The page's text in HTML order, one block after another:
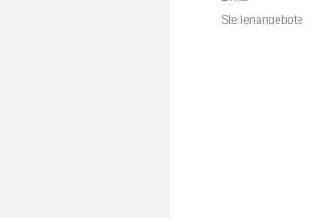
Stellenangebote